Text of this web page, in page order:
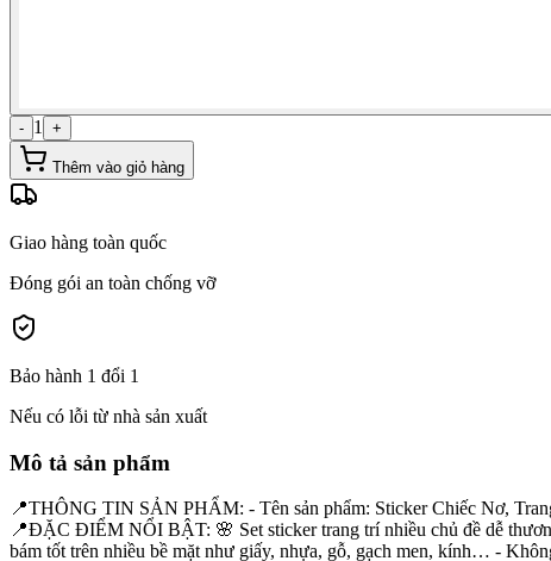
- 1 +
Thêm vào giỏ hàng
Giao hàng toàn quốc
Đóng gói an toàn chống vỡ
Bảo hành 1 đổi 1
Nếu có lỗi từ nhà sản xuất
Mô tả sản phẩm
📍THÔNG TIN SẢN PHẨM: - Tên sản phẩm: Sticker Chiếc Nơ,
📍ĐẶC ĐIỂM NỔI BẬT: 🌸 Set sticker trang trí nhiều chủ đề dễ
bám tốt trên nhiều bề mặt như giấy, nhựa, gỗ, gạch men, kính… -